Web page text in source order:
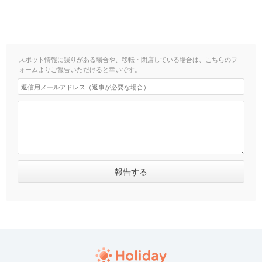
スポット情報に誤りがある場合や、移転・閉店している場合は、こちらのフ
ォームよりご報告いただけると幸いです。